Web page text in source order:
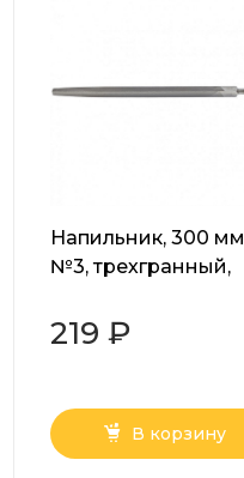
Напильник, 300
№3, трехгранный,
219 ₽
В корзину